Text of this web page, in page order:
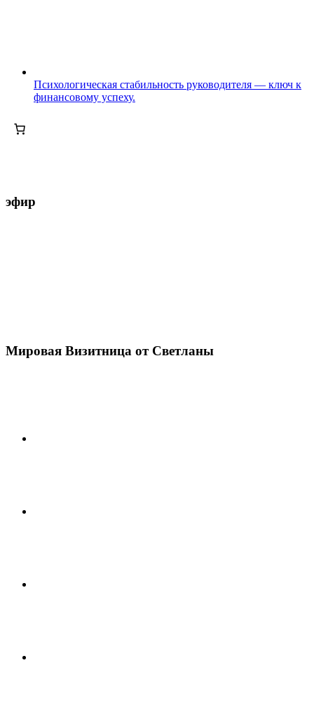
Психологическая стабильность руководителя — ключ к
финансовому успеху.
эфир
Мировая Визитница от Светланы